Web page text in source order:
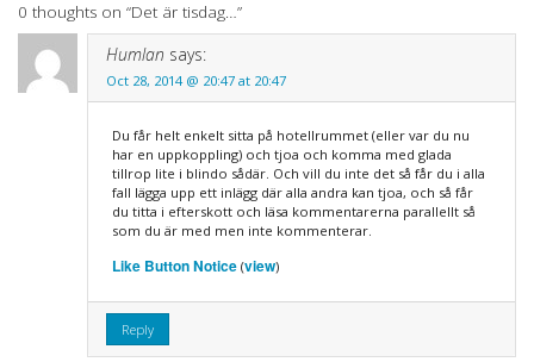
0 thoughts on “Det är tisdag…”
Humlan says:
Oct 28, 2014 @ 20:47 at 20:47
Du får helt enkelt sitta på hotellrummet (eller var du nu
har en uppkoppling) och tjoa och komma med glada
tillrop lite i blindo sådär. Och vill du inte det så får du i alla
fall lägga upp ett inlägg där alla andra kan tjoa, och så får
du titta i efterskott och läsa kommentarerna parallellt så
som du är med men inte kommenterar.
Like Button Notice(view)
Reply